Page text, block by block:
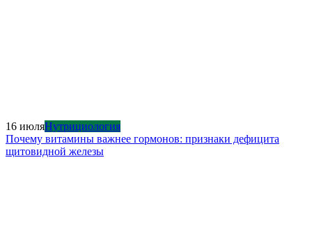
16 июляНутрициология
Почему витамины важнее гормонов: признаки дефицита
щитовидной железы